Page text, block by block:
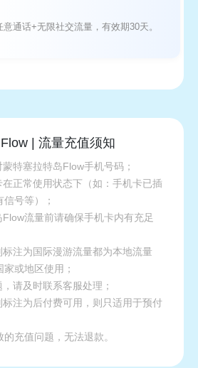
通话+无限社交流量，有效期30天。
| 流量充值须知
特塞拉特岛Flow手机号码；
正常使用状态下（如：手机卡已插
号等）；
流量前请确保手机卡内有充足
注为国际漫游流量都为本地流量
或地区使用；
请及时联系客服处理；
注为后付费可用，则只适用于预付
充值问题，无法退款。